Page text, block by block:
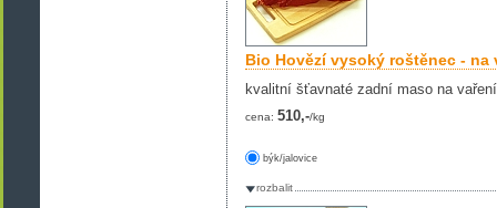
Bio Hovězí vysoký roštěnec - na
kvalitní šťavnaté zadní maso na vaření
cena: 510,-/kg
býk/jalovice
rozbalit